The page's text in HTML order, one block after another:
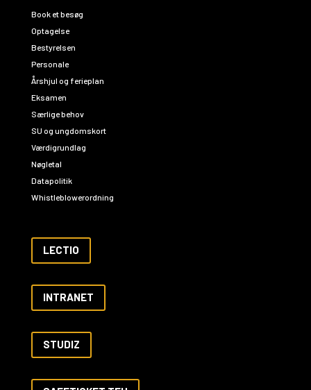
Book et besøg
Optagelse
Bestyrelsen
Personale
Årshjul og ferieplan
Eksamen
Særlige behov
SU og ungdomskort
Værdigrundlag
Nøgletal
Datapolitik
Whistleblowerordning
LECTIO
INTRANET
STUDIZ